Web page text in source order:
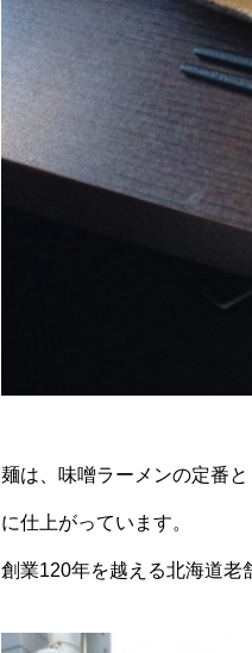
麺は、味噌ラーメンの定番
に仕上がっています。
創業120年を越える北海道老